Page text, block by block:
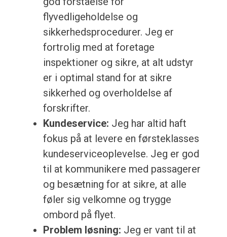
flyvedligeholdelse og
sikkerhedsprocedurer. Jeg er
fortrolig med at foretage
inspektioner og sikre, at alt udstyr
er i optimal stand for at sikre
sikkerhed og overholdelse af
forskrifter.
Kundeservice: Jeg har altid haft
fokus på at levere en førsteklasses
kundeserviceoplevelse. Jeg er god
til at kommunikere med passagerer
og besætning for at sikre, at alle
føler sig velkomne og trygge
ombord på flyet.
Problem løsning: Jeg er vant til at